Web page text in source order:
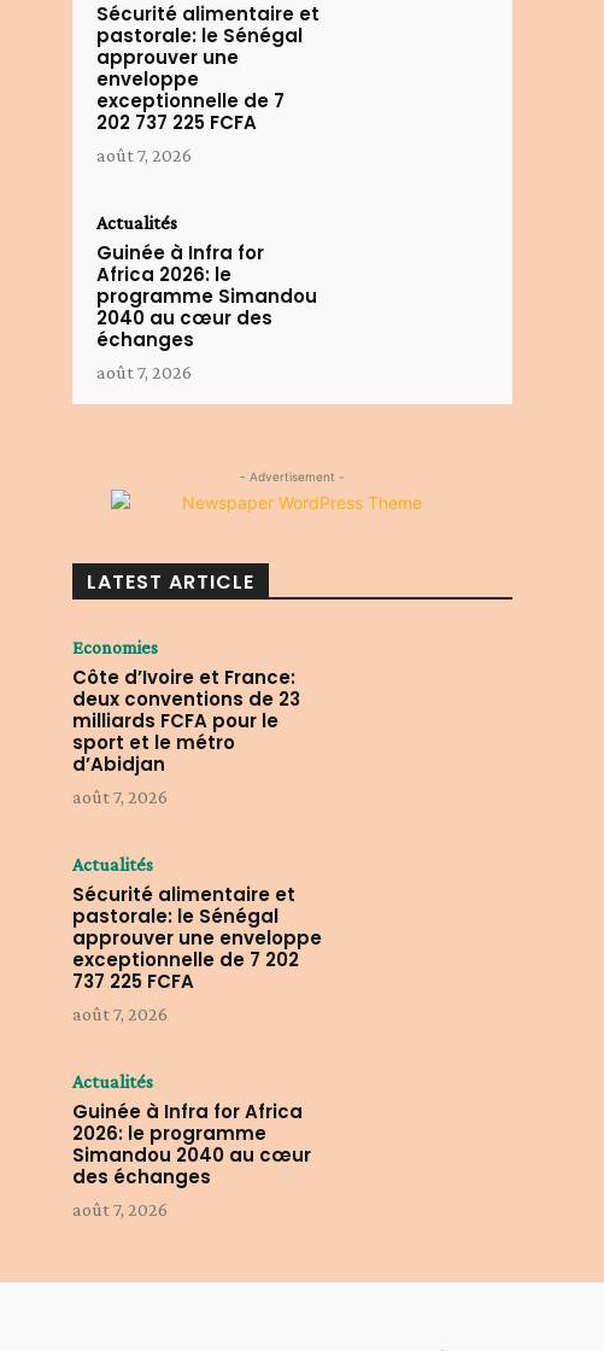
Sécurité alimentaire et
pastorale: le Sénégal
approuver une
enveloppe
exceptionnelle de 7
202 737 225 FCFA
août 7, 2026
Actualités
Guinée à Infra for
Africa 2026: le
programme Simandou
2040 au cœur des
échanges
août 7, 2026
- Advertisement -
LATEST ARTICLE
Economies
Côte d’Ivoire et France:
deux conventions de 23
milliards FCFA pour le
sport et le métro
d’Abidjan
août 7, 2026
Actualités
Sécurité alimentaire et
pastorale: le Sénégal
approuver une enveloppe
exceptionnelle de 7 202
737 225 FCFA
août 7, 2026
Actualités
Guinée à Infra for Africa
2026: le programme
Simandou 2040 au cœur
des échanges
août 7, 2026